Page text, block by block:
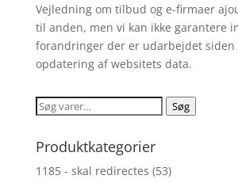
Vejledning om tilbud og e-firmaer
til anden, men vi kan ikke garantere
forandringer der er udarbejdet siden
opdatering af websitets data.
Søg
Søg
Produktkategorier
1185 - skal redirectes (53)